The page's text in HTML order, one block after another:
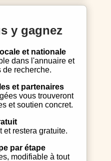
y gagnez
et nationale
dans l'annuaire et
de recherche.
et partenaires
vous trouveront
et soutien concret.
et restera gratuite.
par étape
modifiable à tout